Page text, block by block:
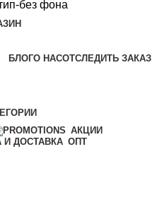
БЛОГО НАСОТСЛЕДИТЬ ЗАКАЗ
АКЦИИ
И ДОСТАВКА ОПТ